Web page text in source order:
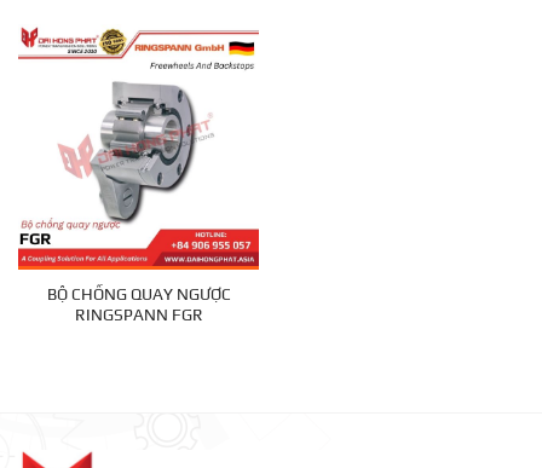
BỘ CHỐNG QUAY NGƯỢC
RINGSPANN FGR